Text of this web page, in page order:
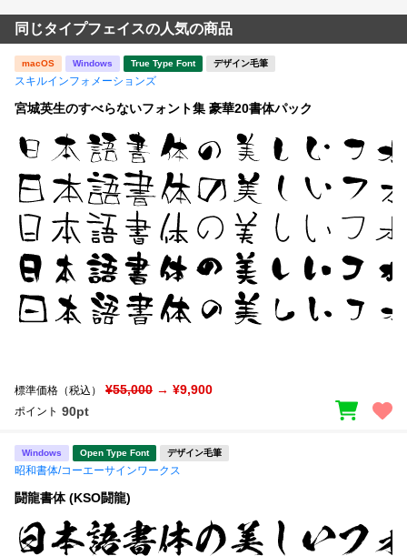
同じタイプフェイスの人気の商品
macOS Windows True Type Font デザイン毛筆
スキルインフォメーションズ
宮城英生のすべらないフォント集 豪華20書体パック
標準価格（税込） ¥55,000 → ¥9,900
ポイント 90pt
Windows Open Type Font デザイン毛筆
昭和書体/コーエーサインワークス
闘龍書体 (KSO闘龍)